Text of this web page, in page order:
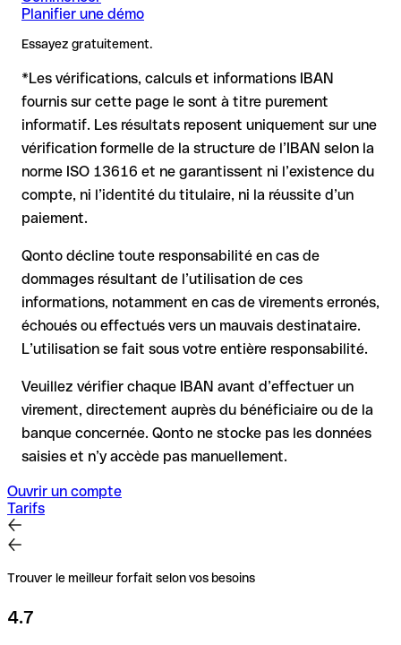
USD, GBP), des frais de change peuvent s'appliquer.
Renseignez-vous à l'avance auprès de Eurobank Cyprus Ltd
sur les conditions en vigueur.
Recommandation: demandez au bénéficiaire de vous
confirmer l'IBAN par écrit, surtout pour une nouvelle relation
compte ne peut être vérifiée que par Eurobank Cyprus Ltd
elle-même ou par un virement test.
un IBAN valide, le virement peut être envoyé vers un autre
Dans ce cas :
la banque réceptrice doit coopérer au retour des fonds
votre banque peut initier une procédure de rappel sur
demande
le remboursement n’est pas garanti, surtout si les fonds ont
déjà été retirés
pour les virements hors SEPA, la récupération est plus
complexe et peut entraîner des frais
Recommandation: vérifiez systématiquement chaque IBAN
avant un virement (via un outil de vérification) et confirmez-le
directement auprès du bénéficiaire en cas de doute. Cette
précaution est essentielle, en particulier pour des montants
élevés ou de nouvelles relations commerciales.
Planifier une démo
Essayez gratuitement.
*Les vérifications, calculs et informations IBAN
fournis sur cette page le sont à titre purement
informatif. Les résultats reposent uniquement sur une
vérification formelle de la structure de l’IBAN selon la
norme ISO 13616 et ne garantissent ni l’existence du
compte, ni l’identité du titulaire, ni la réussite d’un
paiement.
Qonto décline toute responsabilité en cas de
dommages résultant de l’utilisation de ces
informations, notamment en cas de virements erronés,
échoués ou effectués vers un mauvais destinataire.
L’utilisation se fait sous votre entière responsabilité.
Veuillez vérifier chaque IBAN avant d’effectuer un
virement, directement auprès du bénéficiaire ou de la
banque concernée. Qonto ne stocke pas les données
saisies et n’y accède pas manuellement.
Ouvrir un compte
Tarifs
Trouver le meilleur forfait selon vos besoins
4.7